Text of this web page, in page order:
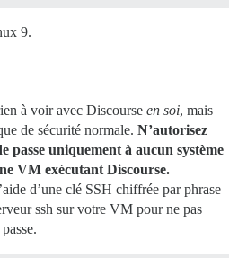
9.
à voir avec Discourse en soi, mais
de sécurité normale. N’autorisez
passe uniquement à aucun système
VM exécutant Discourse.
d’une clé SSH chiffrée par phrase
ssh sur votre VM pour ne pas